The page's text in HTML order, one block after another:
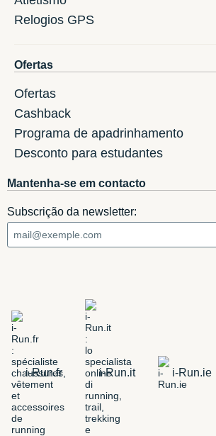
Relogios GPS
Ofertas
Ofertas
Cashback
Programa de apadrinhamento
Desconto para estudantes
Mantenha-se em contacto
Subscrição da newsletter:
i-Run.fr i-Run.it i-Run.ie